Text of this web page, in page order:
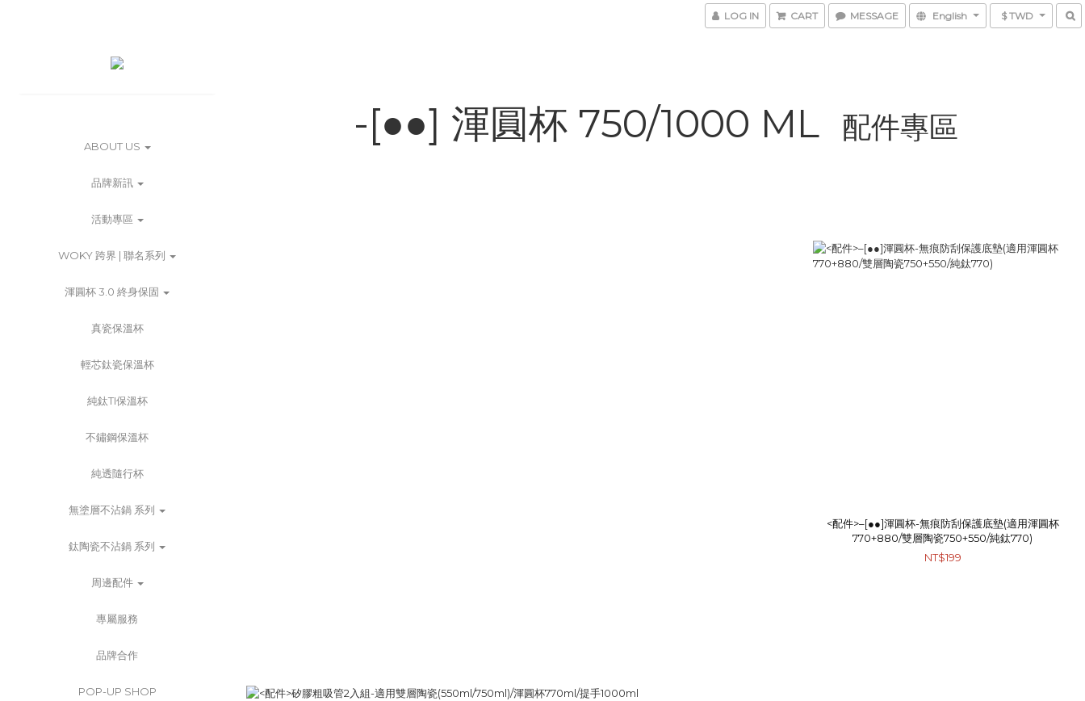
LOG IN CART MESSAGE English $ TWD
ABOUT US
品牌新訊
活動專區
WOKY 跨界 | 聯名系列
渾圓杯 3.0 終身保固
真瓷保溫杯
輕芯鈦瓷保溫杯
純鈦TI保溫杯
不鏽鋼保溫杯
純透隨行杯
無塗層不沾鍋 系列
鈦陶瓷不沾鍋 系列
周邊配件
專屬服務
品牌合作
POP-UP SHOP
-[●●] 渾圓杯 750/1000 ML 配件專區
<配件>–[●●]渾圓杯-無痕防刮保護底墊(適用渾圓杯
770+880/雙層陶瓷750+550/純鈦770)
NT$199